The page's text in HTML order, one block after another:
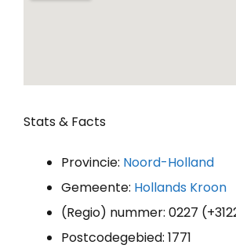
Stats & Facts
Provincie: Noord-Holland
Gemeente: Hollands Kroon
(Regio) nummer: 0227
Postcodegebied: 1771